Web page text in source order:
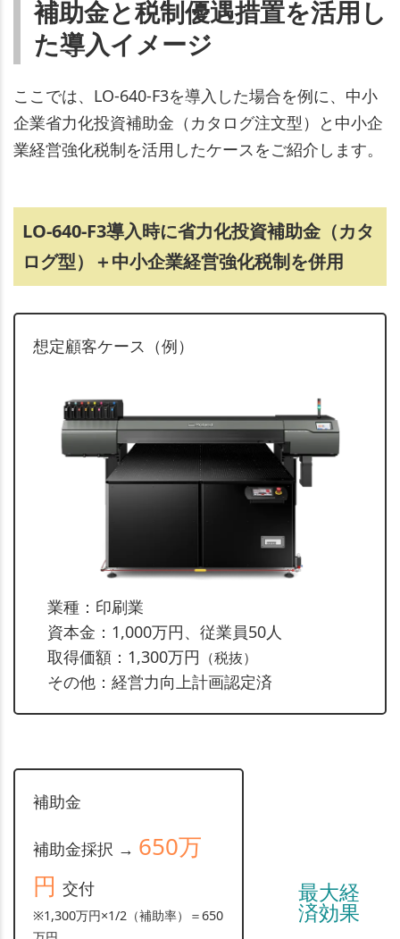
補助金と税制優遇措置を活用し
た導入イメージ
ここでは、LO-640-F3を導入した場合を例に、中小
企業省力化投資補助金（カタログ注文型）と中小企
業経営強化税制を活用したケースをご紹介します。
LO-640-F3導入時に省力化投資補助金（カタ
ログ型） ＋中小企業経営強化税制を併用
想定顧客ケース（例）
業種：印刷業
資本金：1,000万円、従業員50人
取得価額：1,300万円 （税抜）
その他：経営力向上計画認定済
補助金
補助金採択 → 650万
円 交付
※1,300万円×1/2（補助率）＝650
最大経
済効果